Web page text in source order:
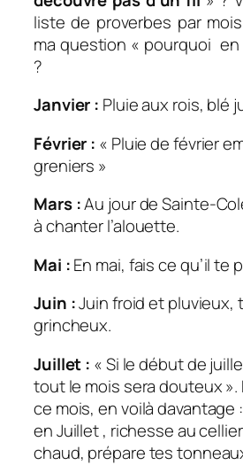
liste de proverbes par
ma question « pourquoi en
?
Janvier : Pluie aux rois, blé
Février : « Pluie de février
greniers »
Mars :Au jour de Sainte-
à chanter l’alouette.
Mai :En mai, fais ce qu’il te
Juin :Juin froid et pluvieux,
grincheux.
Juillet : « Si le début de
tout le mois sera douteux ».
ce mois, en voilà davantage
en Juillet , richesse au
chaud, prépare tes